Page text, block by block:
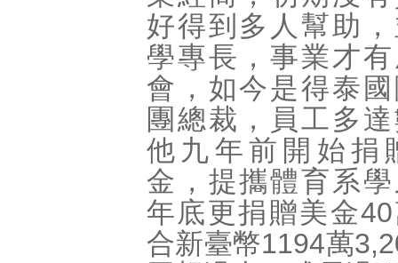
好得到多人幫助
學專長，事業才
會，如今是得泰
團總裁，員工多
他九年前開始捐
金，提攜體育系
年底更捐贈美金
合新臺幣1194萬